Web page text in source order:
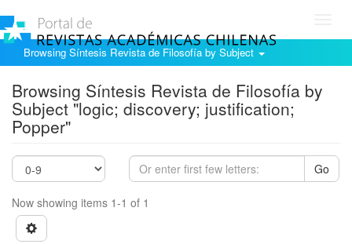
Browsing Síntesis Revista de Filosofía by Subject
Browsing Síntesis Revista de Filosofía by
Subject "logic; discovery; justification;
Popper"
Go
Now showing items 1-1 of 1